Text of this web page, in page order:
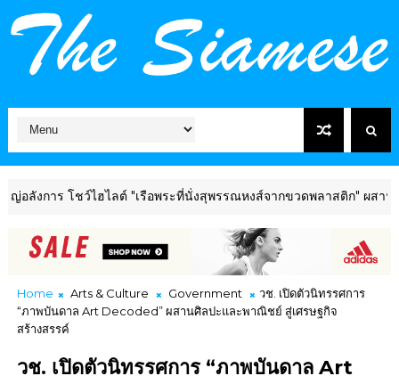
ไลต์ "เรือพระที่นั่งสุพรรณหงส์จากขวดพลาสติก" ผสานประเพณีและสิ่งแ
Home Arts & Culture Government
วช. เปิดตัวนิทรรศการ
“ภาพบันดาล Art Decoded” ผสานศิลปะและพาณิชย์ สู่เศรษฐกิจ
สร้างสรรค์
วช. เปิดตัวนิทรรศการ “ภาพบันดาล Art